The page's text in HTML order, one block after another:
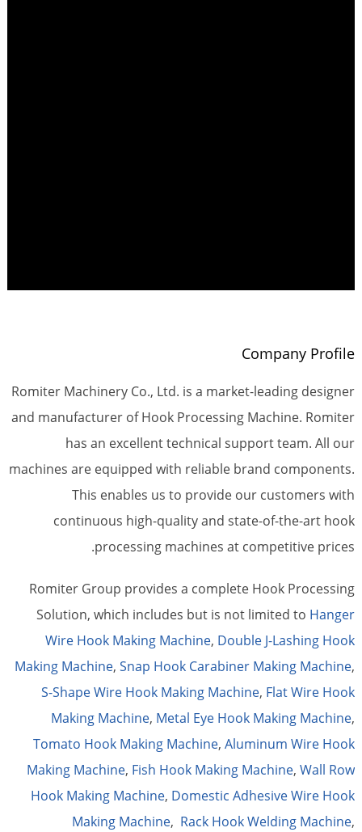
Company Profile
Romiter Machinery Co., Ltd. is a market-leading designer
and manufacturer of Hook Processing Machine. Romiter
has an excellent technical support team. All our
machines are equipped with reliable brand components.
This enables us to provide our customers with
continuous high-quality and state-of-the-art hook
processing machines at competitive prices.
Romiter Group provides a complete Hook Processing
Solution, which includes but is not limited to Hanger
Wire Hook Making Machine, Double J-Lashing Hook
Making Machine,Snap Hook Carabiner Making Machine,
S-Shape Wire Hook Making Machine, Flat Wire Hook
Making Machine, Metal Eye Hook Making Machine,
Tomato Hook Making Machine,Aluminum Wire Hook
Making Machine, Fish Hook Making Machine,Wall Row
Hook Making Machine, Domestic Adhesive Wire Hook
Making Machine, Rack Hook Welding Machine,